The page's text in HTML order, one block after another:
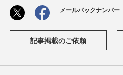
メールバックナンバー
記事掲載のご依頼